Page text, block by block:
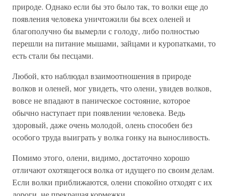
природе. Однако если бы это было так, то волки еще до
появления человека уничтожили бы всех оленей и
благополучно бы вымерли с голоду, либо полностью
перешли на питание мышами, зайцами и куропатками, то
есть стали бы песцами.
Любой, кто наблюдал взаимоотношения в природе
волков и оленей, мог увидеть, что олени, увидев волков,
вовсе не впадают в паническое состояние, которое
обычно наступает при появлении человека. Ведь
здоровый, даже очень молодой, олень способен без
особого труда выиграть у волка гонку на выносливость.
Помимо этого, олени, видимо, достаточно хорошо
отличают охотящегося волка от идущего по своим делам.
Если волки приближаются, олени спокойно отходят с их